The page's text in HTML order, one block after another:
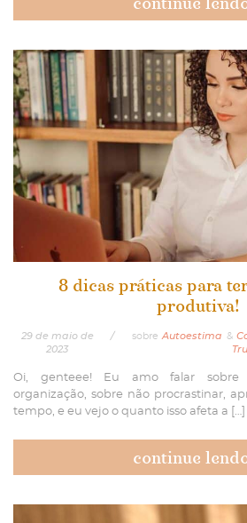
8 dicas práticas para
produtiva!
29 de maio de
2023
/ sobre Autoestima &
Oi, genteee! Eu amo falar sobre
organização, sobre não procrastinar,
tempo, e eu vejo o quanto isso afeta a […]
continue